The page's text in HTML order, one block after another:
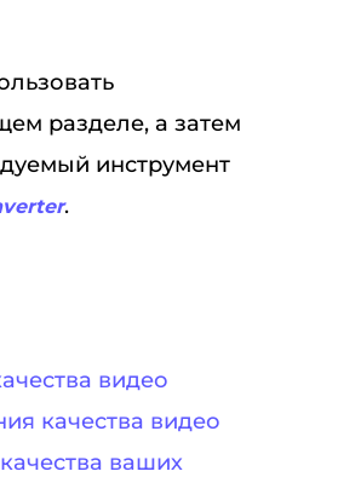
разделе, а затем
инструмент
.
видео
качества видео
ваших